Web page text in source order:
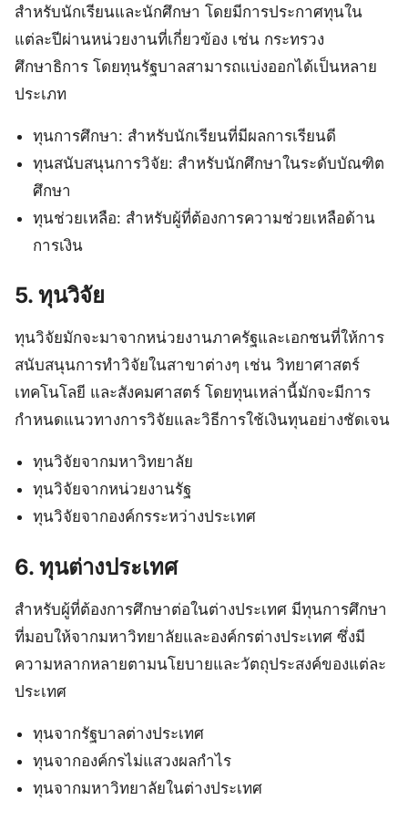
สำหรับนักเรียนและนักศึกษา โดยมีการประกาศทุนใน
แต่ละปีผ่านหน่วยงานที่เกี่ยวข้อง เช่น กระทรวง
ศึกษาธิการ โดยทุนรัฐบาลสามารถแบ่งออกได้เป็นหลาย
ประเภท
ทุนการศึกษา: สำหรับนักเรียนที่มีผลการเรียนดี
ทุนสนับสนุนการวิจัย: สำหรับนักศึกษาในระดับบัณฑิต
ศึกษา
ทุนช่วยเหลือ: สำหรับผู้ที่ต้องการความช่วยเหลือด้าน
การเงิน
5. ทุนวิจัย
ทุนวิจัยมักจะมาจากหน่วยงานภาครัฐและเอกชนที่ให้การ
สนับสนุนการทำวิจัยในสาขาต่างๆ เช่น วิทยาศาสตร์
เทคโนโลยี และสังคมศาสตร์ โดยทุนเหล่านี้มักจะมีการ
กำหนดแนวทางการวิจัยและวิธีการใช้เงินทุนอย่างชัดเจน
ทุนวิจัยจากมหาวิทยาลัย
ทุนวิจัยจากหน่วยงานรัฐ
ทุนวิจัยจากองค์กรระหว่างประเทศ
6. ทุนต่างประเทศ
สำหรับผู้ที่ต้องการศึกษาต่อในต่างประเทศ มีทุนการศึกษา
ที่มอบให้จากมหาวิทยาลัยและองค์กรต่างประเทศ ซึ่งมี
ความหลากหลายตามนโยบายและวัตถุประสงค์ของแต่ละ
ประเทศ
ทุนจากรัฐบาลต่างประเทศ
ทุนจากองค์กรไม่แสวงผลกำไร
ทุนจากมหาวิทยาลัยในต่างประเทศ